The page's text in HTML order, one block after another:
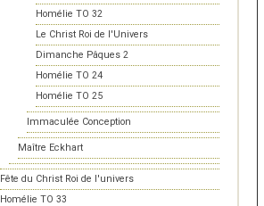
Homélie TO 32
Le Christ Roi de l'Univers
Dimanche Pâques 2
Homélie TO 24
Homélie TO 25
Immaculée Conception
Maître Eckhart
Fête du Christ Roi de l'univers
Homélie TO 33